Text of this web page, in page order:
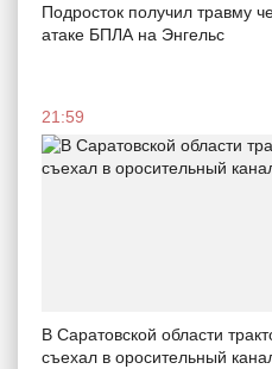
Подросток получил травму
атаке БПЛА на Энгельс
21:59
В Саратовской области
съехал в оросительный